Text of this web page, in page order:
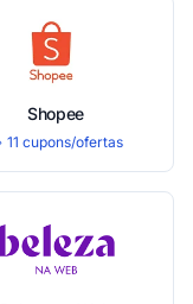
Shopee
11 cupons/ofertas